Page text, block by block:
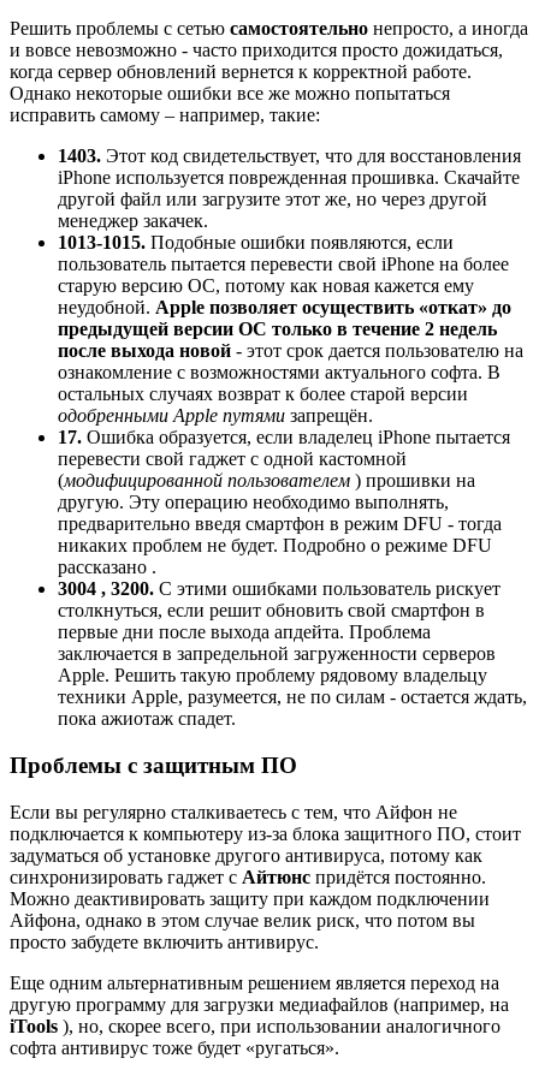
Решить проблемы с сетью самостоятельно непросто, а иногда
и вовсе невозможно - часто приходится просто дожидаться,
когда сервер обновлений вернется к корректной работе.
Однако некоторые ошибки все же можно попытаться
исправить самому – например, такие:
1403. Этот код свидетельствует, что для восстановления
iPhone используется поврежденная прошивка. Скачайте
другой файл или загрузите этот же, но через другой
менеджер закачек.
1013-1015. Подобные ошибки появляются, если
пользователь пытается перевести свой iPhone на более
старую версию ОС, потому как новая кажется ему
неудобной. Apple позволяет осуществить «откат» до
предыдущей версии ОС только в течение 2 недель
после выхода новой - этот срок дается пользователю на
ознакомление с возможностями актуального софта. В
остальных случаях возврат к более старой версии
одобренными Apple путями запрещён.
17. Ошибка образуется, если владелец iPhone пытается
перевести свой гаджет с одной кастомной
(модифицированной пользователем ) прошивки на
другую. Эту операцию необходимо выполнять,
предварительно введя смартфон в режим DFU - тогда
никаких проблем не будет. Подробно о режиме DFU
рассказано .
3004 , 3200. С этими ошибками пользователь рискует
столкнуться, если решит обновить свой смартфон в
первые дни после выхода апдейта. Проблема
заключается в запредельной загруженности серверов
Apple. Решить такую проблему рядовому владельцу
техники Apple, разумеется, не по силам - остается ждать,
пока ажиотаж спадет.
Проблемы с защитным ПО
Если вы регулярно сталкиваетесь с тем, что Айфон не
подключается к компьютеру из-за блока защитного ПО, стоит
задуматься об установке другого антивируса, потому как
синхронизировать гаджет c Айтюнс придётся постоянно.
Можно деактивировать защиту при каждом подключении
Айфона, однако в этом случае велик риск, что потом вы
просто забудете включить антивирус.
Еще одним альтернативным решением является переход на
другую программу для загрузки медиафайлов (например, на
iTools ), но, скорее всего, при использовании аналогичного
софта антивирус тоже будет «ругаться».